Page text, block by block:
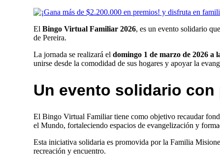
El Bingo Virtual Familiar 2026, es un evento solidario
de Pereira.
La jornada se realizará el domingo 1 de marzo de 2026 a
unirse desde la comodidad de sus hogares y apoyar la
Un evento solidario
El Bingo Virtual Familiar tiene como objetivo recaudar
el Mundo, fortaleciendo espacios de evangelización y
Esta iniciativa solidaria es promovida por la Familia
recreación y encuentro.